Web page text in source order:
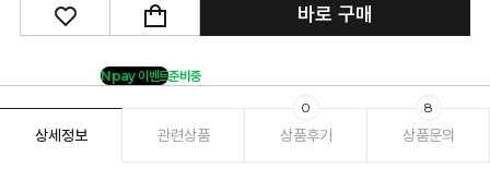
바로 구매
Npay 이벤트준비중
상세정보 관련상품 상품후기
0
상품문의
8